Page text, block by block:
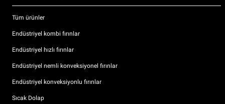
Tüm ürünler
Endüstriyel kombi fırınlar
Endüstriyel hızlı fırınlar
Endüstriyel nemli konveksiyonel fırınlar
Endüstriyel konveksiyonlu fırınlar
Sıcak Dolap